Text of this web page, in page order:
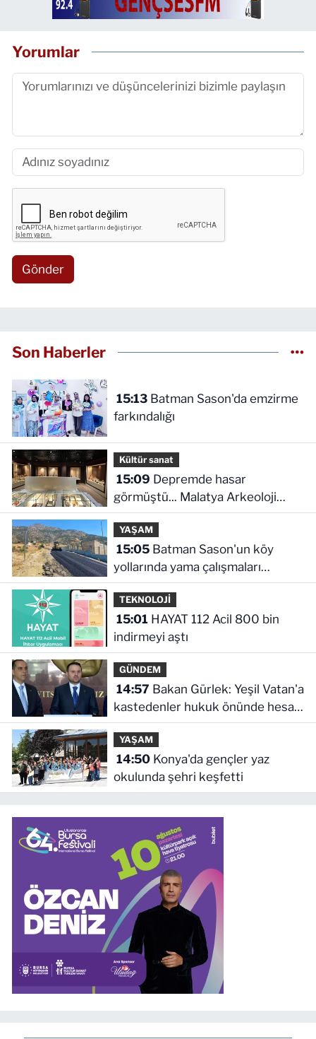
Yorumlar
Gönder
Son Haberler
15:13Batman Sason'da emzirme
farkındalığı
Kültür sanat
15:09
görmüştü... Malatya Arkeoloji
Müzesi yenilendi
YAŞAM
15:05Batman Sason'un köy
yollarında yama çalışmaları
sürüyor
TEKNOLOJİ
15:01
indirmeyi aştı
GÜNDEM
14:57
kastedenler hukuk önünde hesap
verecek
YAŞAM
14:50Konya'da gençler yaz
okulunda şehri keşfetti